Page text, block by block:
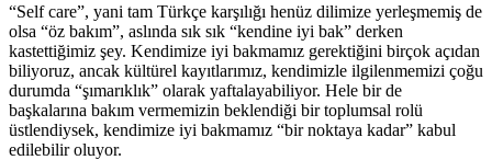
“Self care”, yani tam Türkçe karşılığı henüz dilimize yerleşmemiş de
olsa “öz bakım”, aslında sık sık “kendine iyi bak” derken
kastettiğimiz şey. Kendimize iyi bakmamız gerektiğini birçok açıdan
biliyoruz, ancak kültürel kayıtlarımız, kendimizle ilgilenmemizi çoğu
durumda “şımarıklık” olarak yaftalayabiliyor. Hele bir de
başkalarına bakım vermemizin beklendiği bir toplumsal rolü
üstlendiysek, kendimize iyi bakmamız “bir noktaya kadar” kabul
edilebilir oluyor.